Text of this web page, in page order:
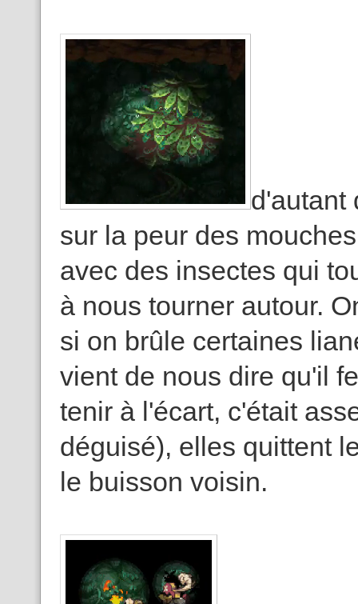
d'autant
sur la peur des
avec des insectes qui
à nous tourner autour.
si on brûle certaines
vient de nous dire qu'il
tenir à l'écart, c'était
déguisé), elles quittent
le buisson voisin.